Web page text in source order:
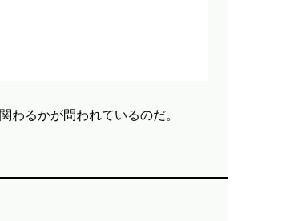
わるかが問われているのだ。